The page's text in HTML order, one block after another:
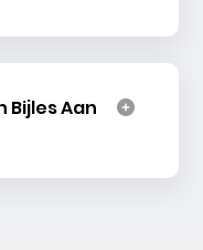
Bijles Aan